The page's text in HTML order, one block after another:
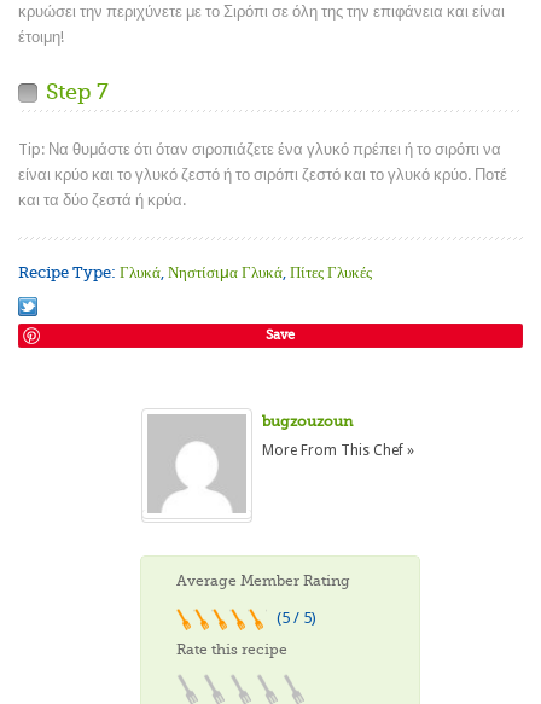
κρυώσει την περιχύνετε με το Σιρόπι σε όλη της την επιφάνεια και είναι
έτοιμη!
Step 7
Tip: Να θυμάστε ότι όταν σιροπιάζετε ένα γλυκό πρέπει ή το σιρόπι να
είναι κρύο και το γλυκό ζεστό ή το σιρόπι ζεστό και το γλυκό κρύο. Ποτέ
και τα δύο ζεστά ή κρύα.
Recipe Type:Γλυκά,Νηστίσιμα Γλυκά,Πίτες Γλυκές
Save
bugzouzoun
More From This Chef »
Average Member Rating
(5 / 5)
Rate this recipe